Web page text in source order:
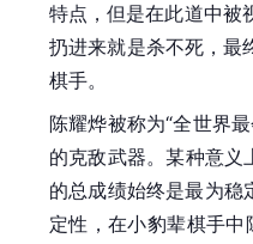
特点，但是在此道中被
扔进来就是杀不死，最
棋手。
陈耀烨被称为“全世界
的克敌武器。某种意
的总成绩始终是最为稳
定性，在小豹辈棋手